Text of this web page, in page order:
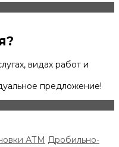
видах работ и
предложение!
АТМ Дробильно-